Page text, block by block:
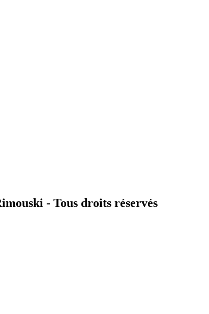
- Tous droits réservés